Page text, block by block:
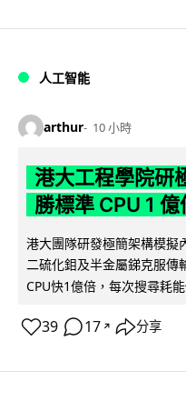
人工智能
arthur 10 小時
港大工程學院研
勝標準 CPU 1 億
港大團隊研發極簡架構模擬
二硫化鉬及半金屬銻克服傳
CPU快1億倍，每次搜尋耗
39 17 ↗ 分享